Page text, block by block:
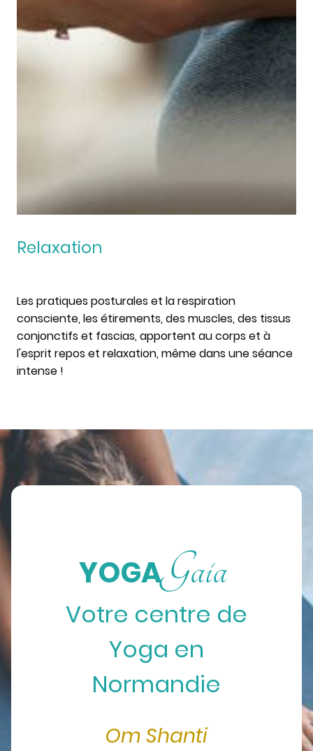
Relaxation
Les pratiques posturales et la respiration
consciente, les étirements, des muscles, des tissus
conjonctifs et fascias, apportent au corps et à
l'esprit repos et relaxation, même dans une séance
intense !
YOGAGaia
Votre centre de
Yoga en
Normandie
Om Shanti